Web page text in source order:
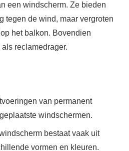
een windscherm. Ze bieden
tegen de wind, maar vergroten
het balkon. Bovendien
reclamedrager.
van permanent
windschermen.
bestaat vaak uit
vormen en kleuren.